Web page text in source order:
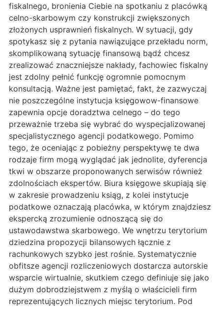
fiskalnego, bronienia Ciebie na spotkaniu z placówką
celno-skarbowym czy konstrukcji zwiększonych
złożonych usprawnień fiskalnych. W sytuacji, gdy
spotykasz się z pytania nawiązujące przekładu norm,
skomplikowaną sytuację finansową bądź chcesz
zrealizować znaczniejsze nakłady, fachowiec fiskalny
jest zdolny pełnić funkcję ogromnie pomocnym
konsultacją. Ważne jest pamiętać, fakt, że zazwyczaj
nie poszczególne instytucja księgowow-finansowe
zapewnia opcje doradztwa celnego – do tego
przeważnie trzeba się wybrać do wyspecjalizowanej
specjalistycznego agencji podatkowego. Pomimo
tego, że oceniając z pobieżny perspektywę te dwa
rodzaje firm mogą wyglądać jak jednolite, dyferencja
tkwi w obszarze proponowanych serwisów również
zdolnościach ekspertów. Biura księgowe skupiają się
w zakresie prowadzeniu ksiąg, z kolei instytucje
podatkowe oznaczają placówka, w którym znajdziesz
ekspercką zrozumienie odnoszącą się do
ustawodawstwa skarbowego. We wnętrzu terytorium
dziedzina propozycji bilansowych łącznie z
rachunkowych szybko jest rośnie. Systematycznie
obfitsze agencji rozliczeniowych dostarcza autorskie
wsparcie wirtualnie, skutkiem czego definiuje się jako
dużym dobrodziejstwem z myślą o właścicieli firm
reprezentujących licznych miejsc terytorium. Pod